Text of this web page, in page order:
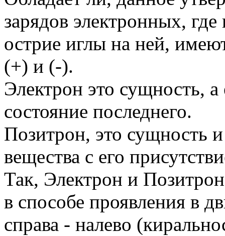
зарядов электронных,
острие иглы на ней,
(+) и (-).
Электрон это сущность, а
состояние последнего.
Позитрон, это сущность
вещества с его
Так, Электрон и
в способе проявления в
справа - налево